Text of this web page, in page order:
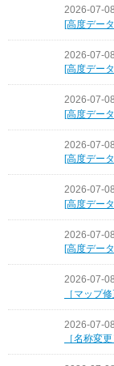
2026-07-08
[高度デー
2026-07-08
[高度デー
2026-07-08
[高度デー
2026-07-08
[高度デー
2026-07-08
[高度デー
2026-07-08
[高度デー
2026-07-08
［マップ
2026-07-08
［名称変